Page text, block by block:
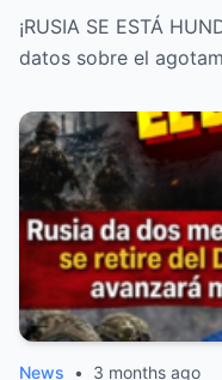
agotamiento del
¡RUSIA SE ESTÁ
datos sobre el
News • 3 months ago